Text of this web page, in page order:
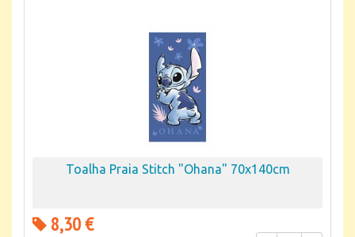
Toalha Praia Stitch "Ohana" 70x140cm
8,30 €